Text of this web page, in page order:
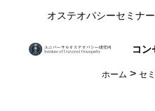
オステオパシーセミナ
コン
ホーム > セ